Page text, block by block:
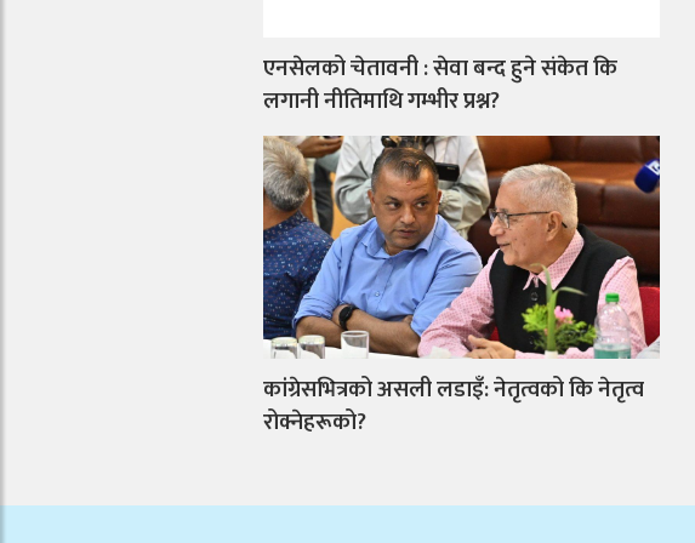
एनसेलको चेतावनी : सेवा बन्द हुने संकेत कि
लगानी नीतिमाथि गम्भीर प्रश्न?
कांग्रेसभित्रको असली लडाइँ: नेतृत्वको कि नेतृत्व
रोक्नेहरूको?